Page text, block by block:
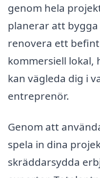
genom hela
planerar att
renovera ett
kommersiell lokal,
kan vägleda dig i
entreprenör.
Genom att
spela in dina
skräddarsydda